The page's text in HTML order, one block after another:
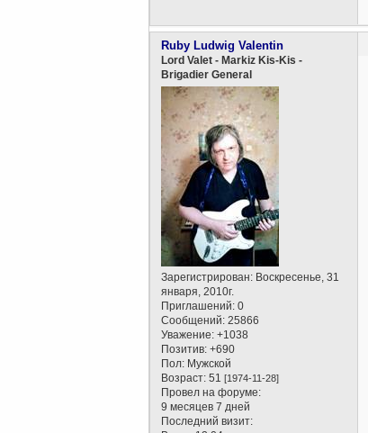
Ruby Ludwig Valentin
Lord Valet - Markiz Kis-Kis -
Brigadier General
Зарегистрирован: Воскресенье, 31
января, 2010г.
Приглашений: 0
Сообщений: 25866
Уважение: +1038
Позитив: +690
Пол: Мужской
Возраст: 51[1974-11-28]
Провел на форуме:
9 месяцев 7 дней
Последний визит: